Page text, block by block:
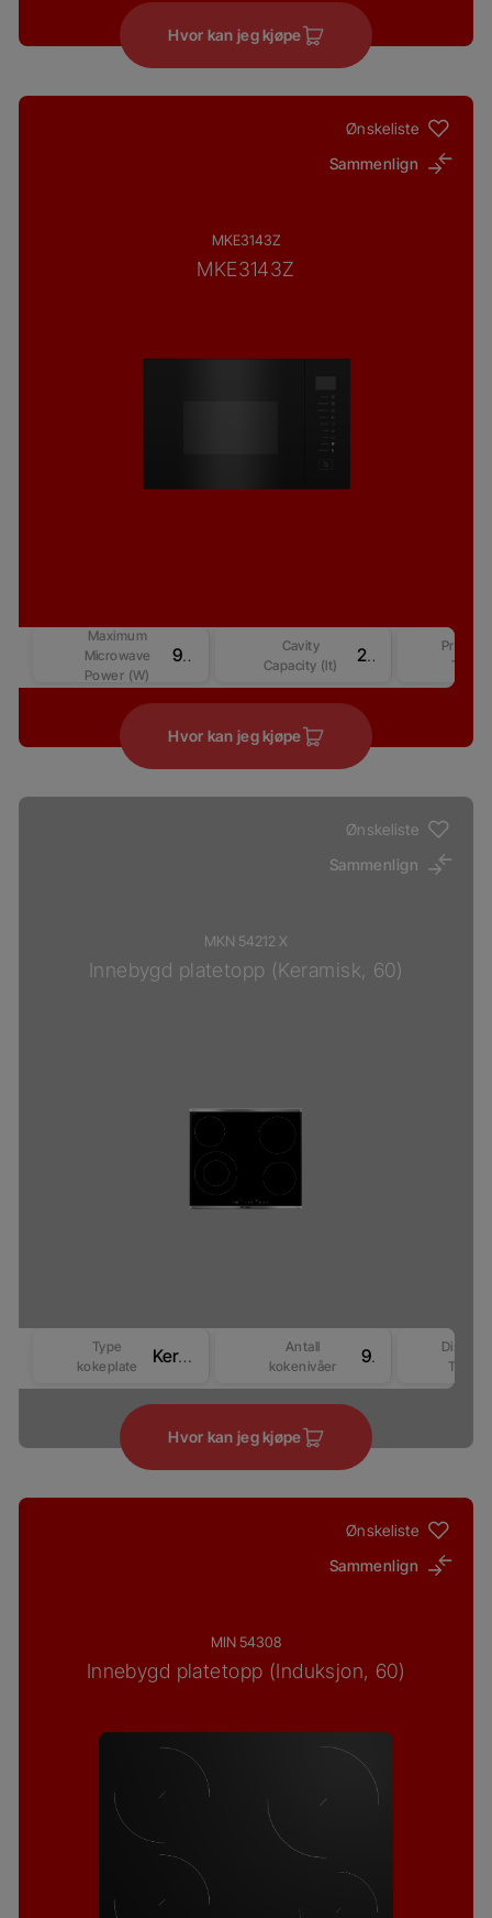
Hvor kan jeg kjøpe
Ønskeliste
Sammenlign
MKE3143Z
MKE3143Z
Maximum
Microwave
Power (W)
900 W
Cavity
Capacity (lt)
25
Product
Type
Hvor kan jeg kjøpe
Ønskeliste
Sammenlign
MKN 54212 X
Innebygd platetopp (Keramisk, 60)
Type
kokeplate
Keramisk
Antall
kokenivåer
9
Display
Type
Hvor kan jeg kjøpe
Ønskeliste
Sammenlign
MIN 54308
Innebygd platetopp (Induksjon, 60)